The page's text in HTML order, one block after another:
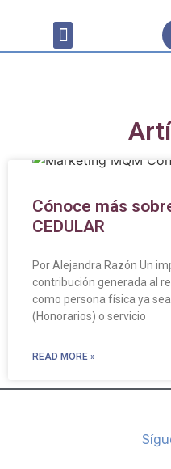
Cónoce más
CEDULAR
Por Alejandra Razón Un
contribución generada al
como persona física ya
(Honorarios) o servicio
READ MORE »